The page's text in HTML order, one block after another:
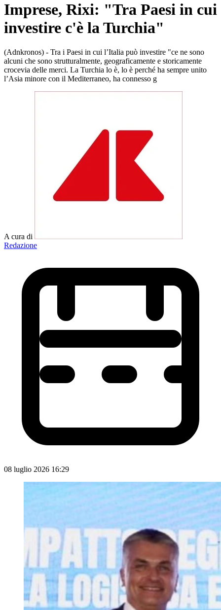
Imprese, Rixi: "Tra Paesi in cui
investire c'è la Turchia"
(Adnkronos) - Tra i Paesi in cui l’Italia può investire "ce ne sono
alcuni che sono strutturalmente, geograficamente e storicamente
crocevia delle merci. La Turchia lo è, lo è perché ha sempre unito
l’Asia minore con il Mediterraneo, ha connesso g
A cura di
Redazione
08 luglio 2026 16:29